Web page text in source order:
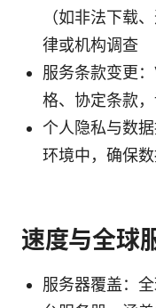
（如非法下载
律或机构调查
服务条款变更
格、协定条款
个人隐私与数
环境中，确保
速度与全球
服务器覆盖：